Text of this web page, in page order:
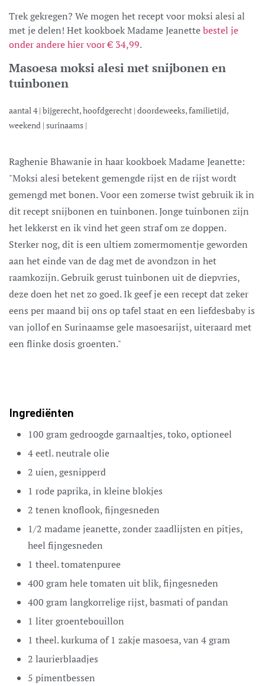
Trek gekregen? We mogen het recept voor moksi alesi al
met je delen! Het kookboek Madame Jeanettebestel je
onder andere hier voor € 34,99.
Masoesa moksi alesi met snijbonen en
tuinbonen
aantal 4| bijgerecht, hoofdgerecht | doordeweeks, familietijd,
weekend | surinaams |
Raghenie Bhawanie in haar kookboek Madame Jeanette:
"Moksi alesi betekent gemengde rijst en de rijst wordt
gemengd met bonen. Voor een zomerse twist gebruik ik in
dit recept snijbonen en tuinbonen. Jonge tuinbonen zijn
het lekkerst en ik vind het geen straf om ze doppen.
Sterker nog, dit is een ultiem zomermomentje geworden
aan het einde van de dag met de avondzon in het
raamkozijn. Gebruik gerust tuinbonen uit de diepvries,
deze doen het net zo goed. Ik geef je een recept dat zeker
eens per maand bij ons op tafel staat en een liefdesbaby is
van jollof en Surinaamse gele masoesarijst, uiteraard met
een flinke dosis groenten."
Ingrediënten
100 gramgedroogde garnaaltjes,toko, optioneel
4eetl. neutrale olie
2 uien,gesnipperd
1 rode paprika,in kleine blokjes
2 tenen knoflook,fijngesneden
1/2 madame jeanette,zonder zaadlijsten en pitjes,
heel fijngesneden
1 theel.tomatenpuree
400 gramhele tomaten uit blik,fijngesneden
400 gramlangkorrelige rijst,basmati of pandan
1 litergroentebouillon
1 theel. kurkuma of 1 zakje masoesa,van 4 gram
2 laurierblaadjes
5 pimentbessen